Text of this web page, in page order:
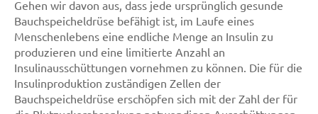
Gehen wir davon aus, dass jede ursprünglich gesunde
Bauchspeicheldrüse befähigt ist, im Laufe eines
Menschenlebens eine endliche Menge an Insulin zu
produzieren und eine limitierte Anzahl an
Insulinausschüttungen vornehmen zu können. Die für die
Insulinproduktion zuständigen Zellen der
Bauchspeicheldrüse erschöpfen sich mit der Zahl der für